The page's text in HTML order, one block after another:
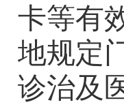
卡等有
地规定
诊治及